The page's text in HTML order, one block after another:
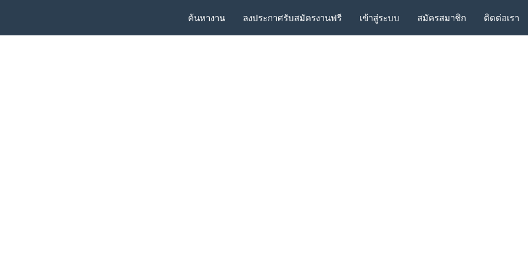
ค้นหางาน ลงประกาศรับสมัครงานฟรี เข้าสู่ระบบ สมัครสมาชิก ติดต่อเรา